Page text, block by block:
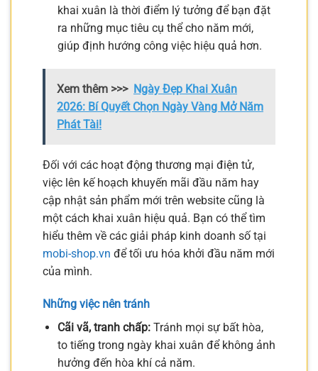
khai xuân là thời điểm lý tưởng để bạn đặt
ra những mục tiêu cụ thể cho năm mới,
giúp định hướng công việc hiệu quả hơn.
Xem thêm >>> Ngày Đẹp Khai Xuân
2026: Bí Quyết Chọn Ngày Vàng Mở Năm
Phát Tài!
Đối với các hoạt động thương mại điện tử,
việc lên kế hoạch khuyến mãi đầu năm hay
cập nhật sản phẩm mới trên website cũng là
một cách khai xuân hiệu quả. Bạn có thể tìm
hiểu thêm về các giải pháp kinh doanh số tại
mobi-shop.vn để tối ưu hóa khởi đầu năm mới
của mình.
Những việc nên tránh
Cãi vã, tranh chấp:Tránh mọi sự bất hòa,
to tiếng trong ngày khai xuân để không ảnh
hưởng đến hòa khí cả năm.